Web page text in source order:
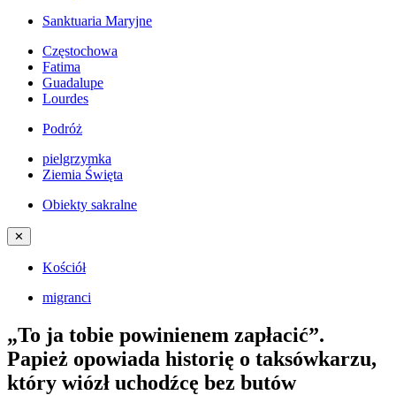
Sanktuaria Maryjne
Częstochowa
Fatima
Guadalupe
Lourdes
Podróż
pielgrzymka
Ziemia Święta
Obiekty sakralne
✕
Kościół
migranci
„To ja tobie powinienem zapłacić”.
Papież opowiada historię o taksówkarzu,
który wiózł uchodźcę bez butów